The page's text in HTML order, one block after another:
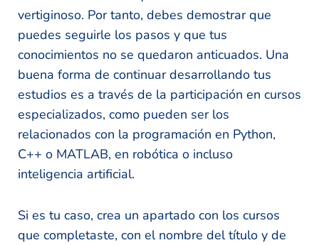
vertiginoso. Por tanto, debes demostrar que
puedes seguirle los pasos y que tus
conocimientos no se quedaron anticuados. Una
buena forma de continuar desarrollando tus
estudios es a través de la participación en cursos
especializados, como pueden ser los
relacionados con la programación en Python,
C++ o MATLAB, en robótica o incluso
inteligencia artificial.
Si es tu caso, crea un apartado con los cursos
que completaste, con el nombre del título y de